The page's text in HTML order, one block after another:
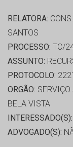
RELATORA:
SANTOS
PROCESSO: TC/
ASSUNTO:
PROTOCOLO:
ORGÃO: SERVIÇO
BELA VISTA
INTERESSADO(S):
ADVOGADO(S):